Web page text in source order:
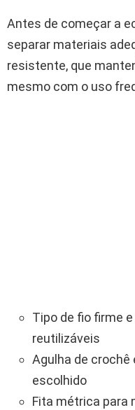
Antes de começar a
separar materiais
resistente, que
mesmo com o uso
Tipo de fio firme
reutilizáveis
Agulha de
escolhido
Fita métrica para